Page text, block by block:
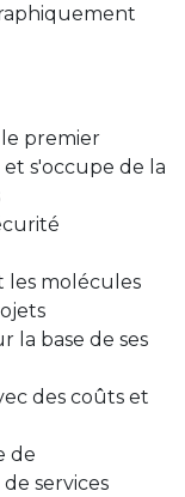
premier
s'occupe de la
les molécules
la base de ses
des coûts et
de
services